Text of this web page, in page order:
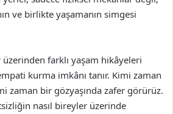
ve birlikte yaşamanın simgesi
farklı yaşam hikâyeleri
kurma imkânı tanır. Kimi zaman
zaman bir gözyaşında zafer görürüz.
nasıl bireyler üzerinde